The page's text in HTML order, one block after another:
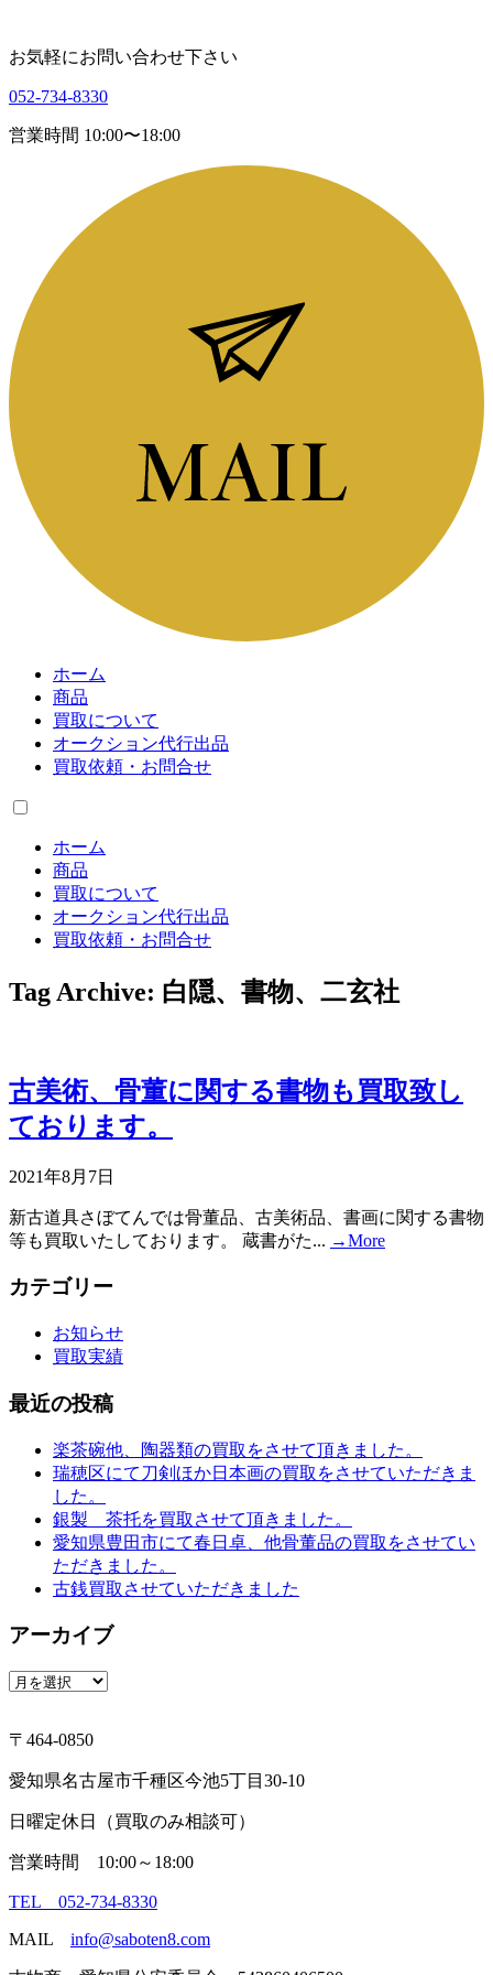
お気軽にお問い合わせ下さい
052-734-8330
営業時間 10:00〜18:00
ホーム
商品
買取について
オークション代行出品
買取依頼・お問合せ
ホーム
商品
買取について
オークション代行出品
買取依頼・お問合せ
Tag Archive: 白隠、書物、二玄社
古美術、骨董に関する書物も買取致し
ております。
2021年8月7日
新古道具さぼてんでは骨董品、古美術品、書画に関する書物
等も買取いたしております。 蔵書がた... →More
カテゴリー
お知らせ
買取実績
最近の投稿
楽茶碗他、陶器類の買取をさせて頂きました。
瑞穂区にて刀剣ほか日本画の買取をさせていただきま
した。
銀製 茶托を買取させて頂きました。
愛知県豊田市にて春日卓、他骨董品の買取をさせてい
ただきました。
古銭買取させていただきました
アーカイブ
ア
イ
ブ
〒464-0850
愛知県名古屋市千種区今池5丁目30-10
日曜定休日（買取のみ相談可）
営業時間 10:00～18:00
TEL 052-734-8330
MAIL info@saboten8.com